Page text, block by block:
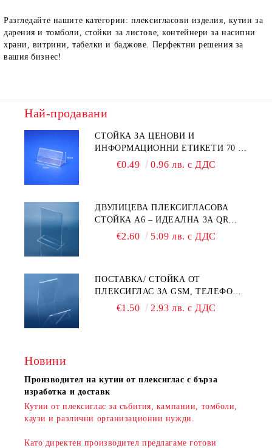
Разгледайте нашите категории: плексигласови изделия, кутии за
дарения и томболи, стойки за листове, контейнери за насипни
храни, витрини, табелки и баджове. Перфектни решения за
вашия бизнес!
Най-продавани
СТОЙКА ЗА ЦЕНОВИ И
ИНФОРМАЦИОННИ ЕТИКЕТИ 70 ×
40 ММ – ПРОЗРАЧНА
€0.49 0.96 лв. с ДДС
ДВУЛИЦЕВА ПЛЕКСИГЛАСОВА
СТОЙКА A6 – ИДЕАЛНА ЗА QR
КОДОВЕ И РЕКЛАМИ
€2.60 5.09 лв. с ДДС
ПОСТАВКА/ СТОЙКА ОТ
ПЛЕКСИГЛАС ЗА GSM, ТЕЛЕФОН,
СМАРТФОН И АКСЕСОАРИ ЗА ТЯХ
€1.50 2.93 лв. с ДДС
Новини
Производител на кутии от плексиглас с бърза
изработка и доставк
Кутии от плексиглас за събития, кампании, томболи,
каузи и различни организационни нужди.
Като директен производител предлагаме готови